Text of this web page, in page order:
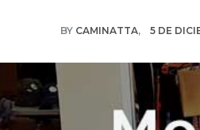
BY CAMINATTA 5 DE